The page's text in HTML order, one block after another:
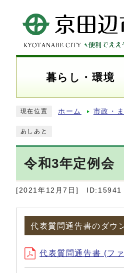
暮らし・環境
現在位置 ホーム 市政・
あしあと
令和3年定例会
[2021年12月7日] ID:15941
代表質問通告書のダウ
代表質問通告書 (フ